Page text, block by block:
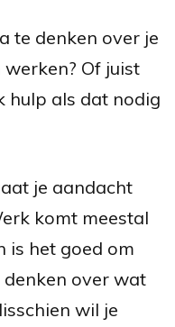
te denken over je
Of juist
hulp als dat nodig
je aandacht
komt meestal
is het goed om
over wat
wil je